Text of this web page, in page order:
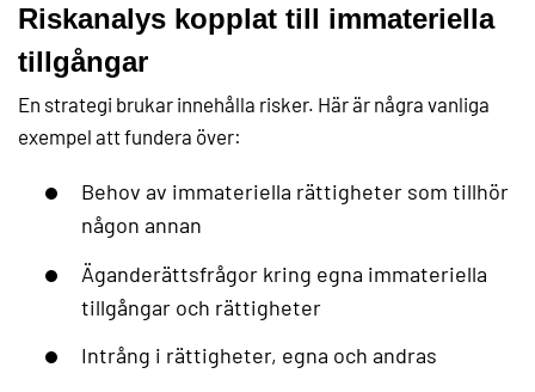
Riskanalys kopplat till immateriella
tillgångar
En strategi brukar innehålla risker. Här är några vanliga
exempel att fundera över:
Behov av immateriella rättigheter som tillhör
någon annan
Äganderättsfrågor kring egna immateriella
tillgångar och rättigheter
Intrång i rättigheter, egna och andras